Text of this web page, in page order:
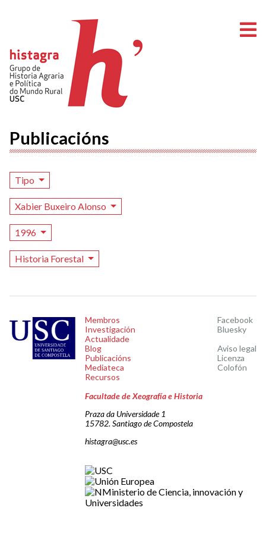
Publicacións
Tipo
Xabier Buxeiro Alonso
1996
Historia Forestal
Membros
Investigación
Actualidade
Blog
Publicacións
Mediateca
Recursos
Facebook
Bluesky
Aviso legal
Licenza
Colofón
Facultade de Xeografía e Historia
Praza da Universidade 1
15782. Santiago de Compostela
histagra@usc.es